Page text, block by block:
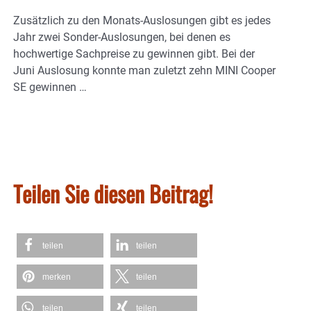
Zusätzlich zu den Monats-Auslosungen gibt es jedes
Jahr zwei Sonder-Auslosungen, bei denen es
hochwertige Sachpreise zu gewinnen gibt. Bei der
Juni Auslosung konnte man zuletzt zehn MINI Cooper
SE gewinnen …
Teilen Sie diesen Beitrag!
teilen teilen
merken teilen
teilen teilen